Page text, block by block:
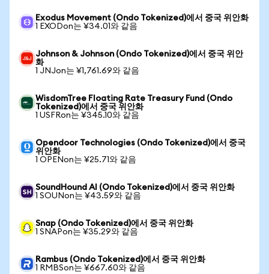
Exodus Movement (Ondo Tokenized)에서 중국 위안화
1 EXODon는 ¥34.01와 같음
Johnson & Johnson (Ondo Tokenized)에서 중국 위안
화
1 JNJon는 ¥1,761.69와 같음
WisdomTree Floating Rate Treasury Fund (Ondo
Tokenized)에서 중국 위안화
1 USFRon는 ¥345.10와 같음
Opendoor Technologies (Ondo Tokenized)에서 중국
위안화
1 OPENon는 ¥25.71와 같음
SoundHound AI (Ondo Tokenized)에서 중국 위안화
1 SOUNon는 ¥43.59와 같음
Snap (Ondo Tokenized)에서 중국 위안화
1 SNAPon는 ¥35.29와 같음
Rambus (Ondo Tokenized)에서 중국 위안화
1 RMBSon는 ¥667.60와 같음